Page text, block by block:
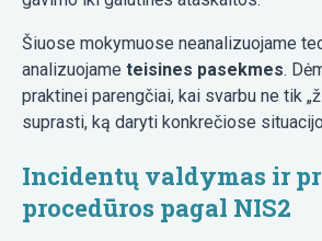
Šiuose mokymuose neanalizuojame
analizuojame teisines pasekmes.
praktinei parengčiai, kai svarbu ne tik
suprasti, ką daryti konkrečiose
Incidentų valdymas ir
procedūros pagal NIS2